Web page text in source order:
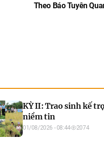
Theo Báo Tuyên
KỲ II: Trao sinh kế
niềm tin
01/08/2026 - 08:44 2074